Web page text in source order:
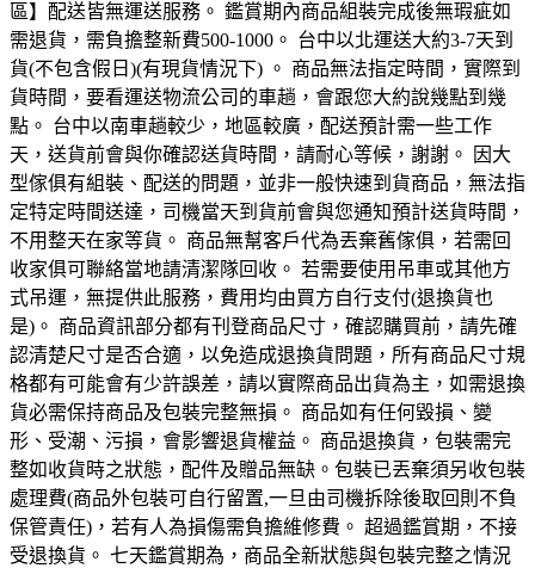
區】配送皆無運送服務。 鑑賞期內商品組裝完成後無瑕疵如
需退貨，需負擔整新費500-1000。 台中以北運送大約3-7天到
貨(不包含假日)(有現貨情況下) 。 商品無法指定時間，實際到
貨時間，要看運送物流公司的車趟，會跟您大約說幾點到幾
點。 台中以南車趟較少，地區較廣，配送預計需一些工作
天，送貨前會與你確認送貨時間，請耐心等候，謝謝。 因大
型傢俱有組裝、配送的問題，並非一般快速到貨商品，無法指
定特定時間送達，司機當天到貨前會與您通知預計送貨時間，
不用整天在家等貨。 商品無幫客戶代為丟棄舊傢俱，若需回
收家俱可聯絡當地請清潔隊回收。 若需要使用吊車或其他方
式吊運，無提供此服務，費用均由買方自行支付(退換貨也
是)。 商品資訊部分都有刊登商品尺寸，確認購買前，請先確
認清楚尺寸是否合適，以免造成退換貨問題，所有商品尺寸規
格都有可能會有少許誤差，請以實際商品出貨為主，如需退換
貨必需保持商品及包裝完整無損。 商品如有任何毀損、變
形、受潮、污損，會影響退貨權益。 商品退換貨，包裝需完
整如收貨時之狀態，配件及贈品無缺。包裝已丟棄須另收包裝
處理費(商品外包裝可自行留置,一旦由司機拆除後取回則不負
保管責任)，若有人為損傷需負擔維修費。 超過鑑賞期，不接
受退換貨。 七天鑑賞期為，商品全新狀態與包裝完整之情況